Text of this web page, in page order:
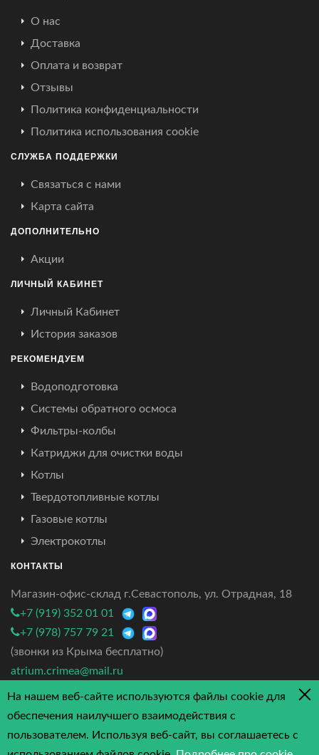
О нас
Доставка
Оплата и возврат
Отзывы
Политика конфиденциальности
Политика использования cookie
СЛУЖБА ПОДДЕРЖКИ
Связаться с нами
Карта сайта
ДОПОЛНИТЕЛЬНО
Акции
ЛИЧНЫЙ КАБИНЕТ
Личный Кабинет
История заказов
РЕКОМЕНДУЕМ
Водоподготовка
Системы обратного осмоса
Фильтры-колбы
Катриджи для очистки воды
Котлы
Твердотопливные котлы
Газовые котлы
Электрокотлы
КОНТАКТЫ
Магазин-офис-склад г.Севастополь, ул. Отрадная, 18
+7 (919) 352 01 01
+7 (978) 757 79 21
(звонки из Крыма бесплатно)
atrium.crimea@mail.ru
4.7/5 - 3 отзыва
На нашем веб-сайте используются файлы cookie для
обеспечения наилучшего взаимодействия с
пользователем. Используя веб-сайт, вы соглашаетесь с